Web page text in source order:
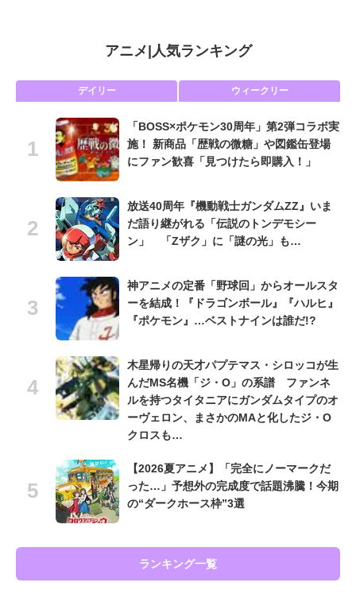
アニメ 人気ランキング
デイリー ウィークリー
「BOSS×ポケモン30周年」第2弾コラボ実
施！ 新商品「歴戦の微糖」や図鑑缶登場
にファン歓喜「見つけたら即購入！」
放送40周年『機動戦士ガンダムZZ』いま
だ語り継がれる「伝説のトンデモシー
ン」 「Zザク」に「謎の光」も…
神アニメの定番「野球回」からオールスタ
ーを結成！『ドラゴンボール』『ハルヒ』
『ポケモン』…ベストナインは誰だ!?
木星帰りの天才パプテマス・シロッコが生
んだMS名機「ジ・O」の系譜 ファンネ
ルを持つタイタニアにガンダムタイプのオ
ーヴェロン、まさかのMAと化したジ・O
クロスも…
【2026夏アニメ】「完全にノーマークだ
った…」予想外の完成度で話題沸騰！今期
の“ダークホース枠”3選
ランキング一覧